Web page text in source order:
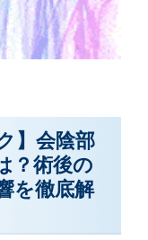
】会陰部
？術後の
を徹底解